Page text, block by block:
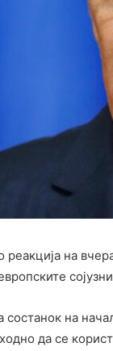
на
состанок на
да се